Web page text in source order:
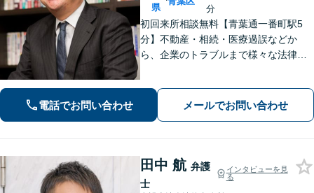
県 分
初回来所相談無料【青葉通一番町駅5
分】不動産・相続・医療過誤などか
ら、企業のトラブルまで様々な法律問
くことを最も重視しています。お困り
の方はご相談ください。9名の弁護士が
電話でお問い合わせ メールでお問い合わせ
田中 航 弁護
士
インタビューを見
る